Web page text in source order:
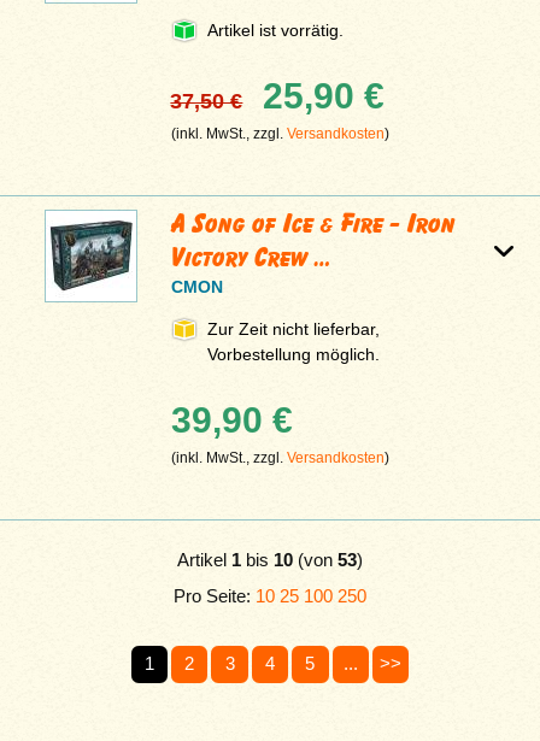
Artikel ist vorrätig.
37,50 € 25,90 €
(inkl. MwSt., zzgl.Versandkosten)
A Song of Ice & Fire - Iron
Victory Crew …
CMON
Zur Zeit nicht lieferbar,
Vorbestellung möglich.
39,90 €
(inkl. MwSt., zzgl.Versandkosten)
Artikel 1 bis 10 (von 53)
Pro Seite: 10 25 100 250
1 2 3 4 5 ... >>